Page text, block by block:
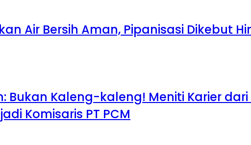
Air Bersih Aman, Pipanisasi Dikebut
Bukan Kaleng-kaleng! Meniti Karier
Komisaris PT PCM